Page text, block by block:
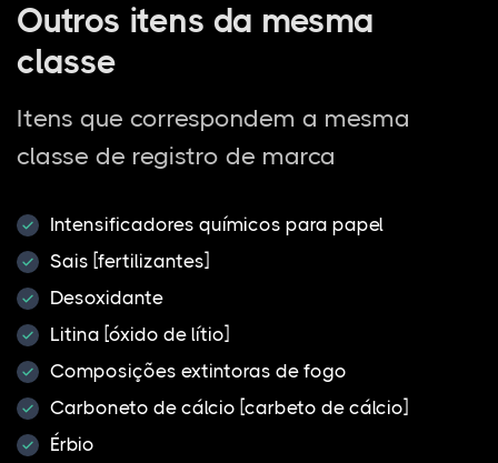
Outros itens da mesma
classe
Itens que correspondem a mesma
classe de registro de marca
Intensificadores químicos para papel
Sais [fertilizantes]
Desoxidante
Litina [óxido de lítio]
Composições extintoras de fogo
Carboneto de cálcio [carbeto de cálcio]
Érbio